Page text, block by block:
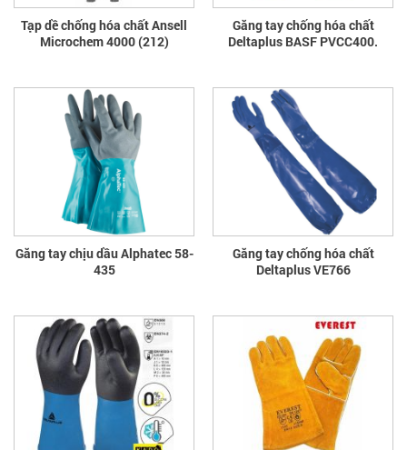
Tạp dề chống hóa chất Ansell
Microchem 4000 (212)
Găng tay chống hóa chất
Deltaplus BASF PVCC400.
Găng tay chịu dầu Alphatec 58-
435
Găng tay chống hóa chất
Deltaplus VE766